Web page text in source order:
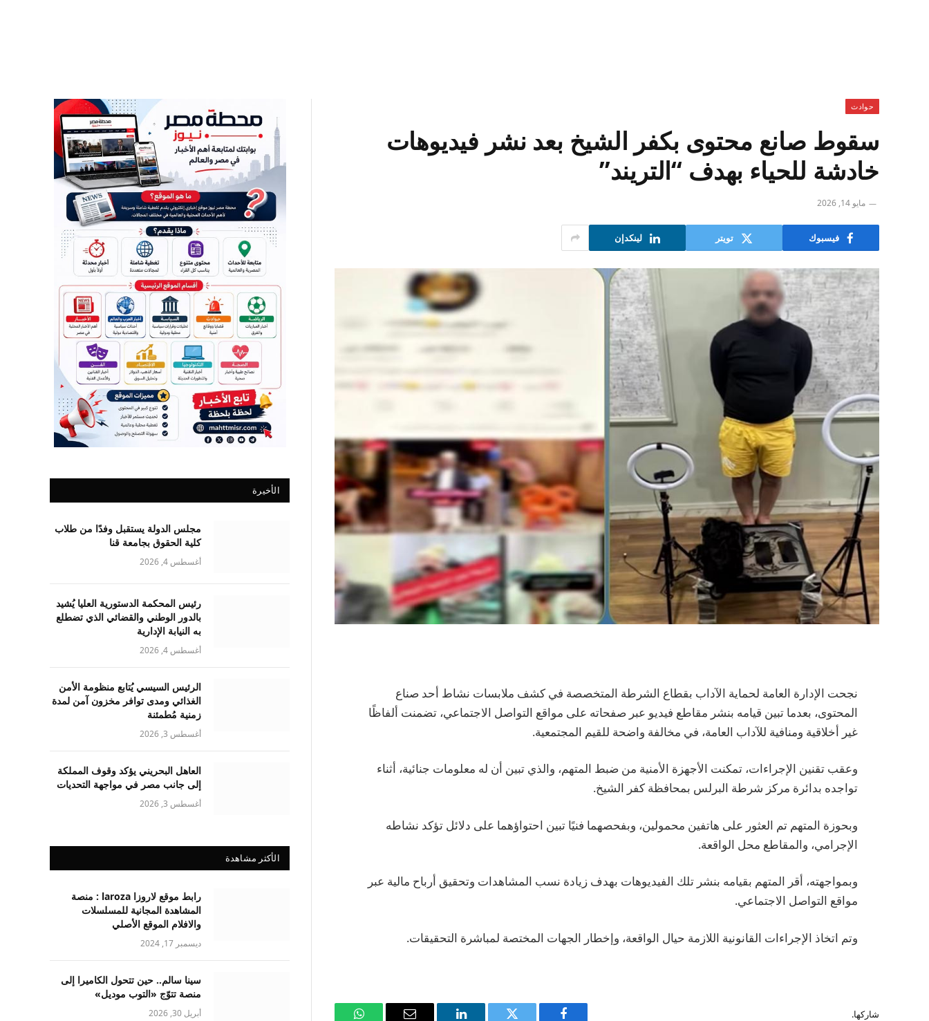
حوادث
سقوط صانع محتوى بكفر الشيخ بعد نشر فيديوهات
خادشة للحياء بهدف “التريند”
مايو 14, 2026
فيسبوك تويتر لينكدإن
نجحت الإدارة العامة لحماية الآداب بقطاع الشرطة المتخصصة في كشف ملابسات نشاط أحد صناع
المحتوى، بعدما تبين قيامه بنشر مقاطع فيديو عبر صفحاته على مواقع التواصل الاجتماعي، تضمنت ألفاظًا
غير أخلاقية ومنافية للآداب العامة، في مخالفة واضحة للقيم المجتمعية.
وعقب تقنين الإجراءات، تمكنت الأجهزة الأمنية من ضبط المتهم، والذي تبين أن له معلومات جنائية، أثناء
تواجده بدائرة مركز شرطة البرلس بمحافظة كفر الشيخ.
وبحوزة المتهم تم العثور على هاتفين محمولين، وبفحصهما فنيًا تبين احتواؤهما على دلائل تؤكد نشاطه
الإجرامي، والمقاطع محل الواقعة.
وبمواجهته، أقر المتهم بقيامه بنشر تلك الفيديوهات بهدف زيادة نسب المشاهدات وتحقيق أرباح مالية عبر
مواقع التواصل الاجتماعي.
وتم اتخاذ الإجراءات القانونية اللازمة حيال الواقعة، وإخطار الجهات المختصة لمباشرة التحقيقات.
شاركها.
الأخيرة
مجلس الدولة يستقبل وفدًا من طلاب
كلية الحقوق بجامعة قنا
أغسطس 4, 2026
رئيس المحكمة الدستورية العليا يُشيد
بالدور الوطني والقضائي الذي تضطلع
به النيابة الإدارية
أغسطس 4, 2026
الرئيس السيسي يُتابع منظومة الأمن
الغذائي ومدى توافر مخزون آمن لمدة
زمنية مُطمئنة
أغسطس 3, 2026
العاهل البحريني يؤكد وقوف المملكة
إلى جانب مصر في مواجهة التحديات
أغسطس 3, 2026
الأكثر مشاهدة
رابط موقع لاروزا laroza : منصة
المشاهدة المجانية للمسلسلات
والافلام الموقع الأصلي
ديسمبر 17, 2024
سينا سالم.. حين تتحول الكاميرا إلى
منصة تتوّج «التوب موديل»
أبريل 30, 2026